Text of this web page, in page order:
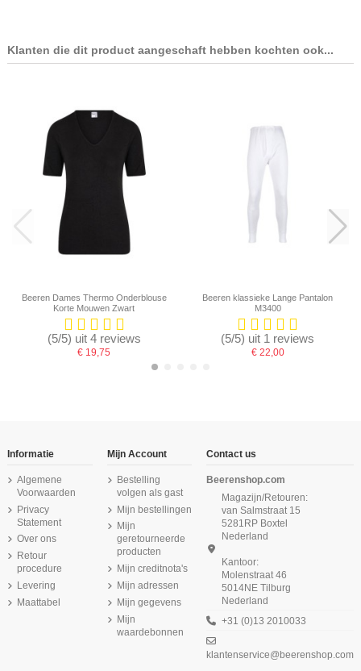
Klanten die dit product aangeschaft hebben kochten ook...
Beeren Dames Thermo Onderblouse
Korte Mouwen Zwart
(5/5) uit 4 reviews
€ 19,75
Beeren klassieke Lange Pantalon
M3400
(5/5) uit 1 reviews
€ 22,00
Beeren Heren singlet Comfort
Feeling Wit
Beeren Heren singlet Young (zachte
micro stof) Wit
Beeren Heren Sportbroek met gulp
M3400 Wit
Beeren Heren singlet Jupiter 6Pack
Navy
Beeren Heren singlet Comfort
Feeling 6Pack Wit
€ 58,50
Beeren Heren boxershort Rolf 2Pack
Wit
Beeren Heren boxerhemd Wit
Beeren Heren singlet M3000 6Pack
Wit
(4,9/5) uit 13 reviews
€ 46,25€ 55,50
Informatie
Algemene
Voorwaarden
Privacy
Statement
Over ons
Retour
procedure
Levering
Maattabel
Mijn Account
Bestelling
volgen als gast
Mijn bestellingen
Mijn
geretourneerde
producten
Mijn creditnota's
Mijn adressen
Mijn gegevens
Mijn
waardebonnen
Contact us
Beerenshop.com
Magazijn/Retouren:
van Salmstraat 15
5281RP Boxtel
Nederland
Kantoor:
Molenstraat 46
5014NE Tilburg
Nederland
+31 (0)13 2010033
klantenservice@beerenshop.com